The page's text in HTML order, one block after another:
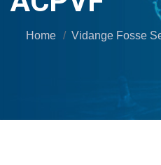
Home Vidange Fosse